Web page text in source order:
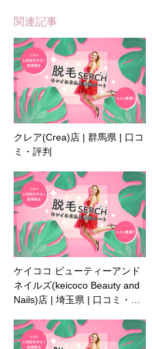
関連記事
クレア(Crea)店 | 群馬県 | 口コ
ミ・評判
ケイココ ビューティーアンド
ネイルズ(keicoco Beauty and
Nails)店 | 埼玉県 | 口コミ・…